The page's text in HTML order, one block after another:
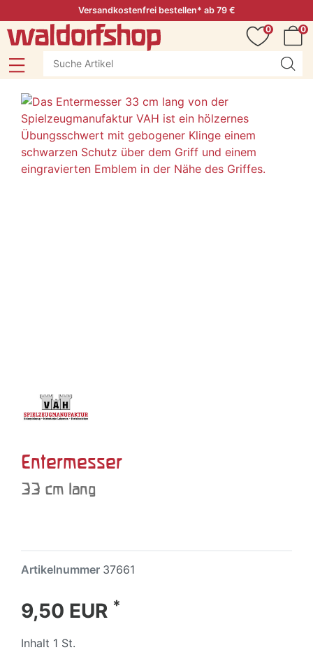
Versandkostenfrei bestellen* ab 79 €
0
0
Entermesser
33 cm lang
Artikelnummer 37661
9,50 EUR *
Inhalt 1 St.